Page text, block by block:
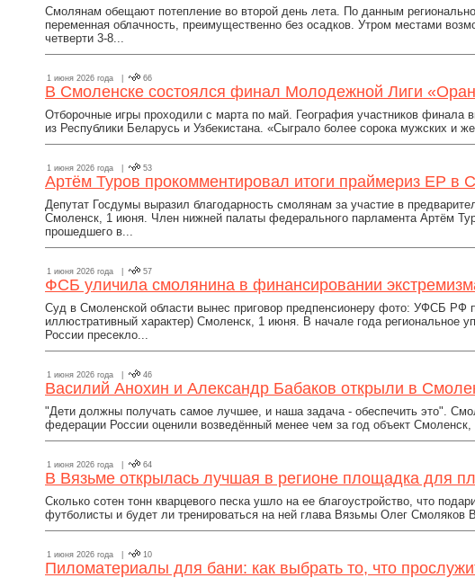
Смолянам обещают потепление во второй день лета. По данным
переменная облачность, преимущественно без осадков. Утром местами
четверти 3-8...
1 июня 2026 года | 66
В Смоленске состоялся финал Молодежной Лиги
Отборочные игры проходили с марта по май. География участников финала
из Республики Беларусь и Узбекистана. «Сыграло более сорока мужских и
1 июня 2026 года | 53
Артём Туров прокомментировал итоги праймериз ЕР в
Депутат Госдумы выразил благодарность смолянам за участие в
Смоленск, 1 июня. Член нижней палаты федерального парламента Артём
прошедшего в...
1 июня 2026 года | 57
ФСБ уличила смолянина в финансировании
Суд в Смоленской области вынес приговор предпенсионеру фото: УФСБ РФ
иллюстративный характер) Смоленск, 1 июня. В начале года региональное
России пресекло...
1 июня 2026 года | 46
Василий Анохин и Александр Бабаков открыли в
"Дети должны получать самое лучшее, и наша задача - обеспечить это".
федерации России оценили возведённый менее чем за год объект
1 июня 2026 года | 64
В Вязьме открылась лучшая в регионе площадка для
Сколько сотен тонн кварцевого песка ушло на ее благоустройство, что
футболисты и будет ли тренироваться на ней глава Вязьмы Олег Смоляков
1 июня 2026 года | 10
Пиломатериалы для бани: как выбрать то, что